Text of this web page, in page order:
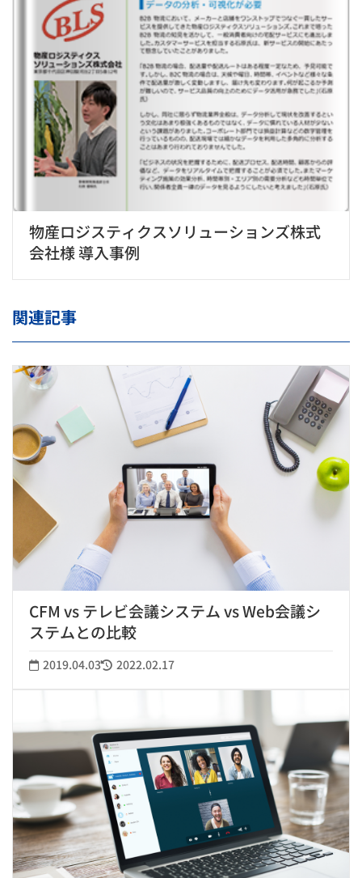
物産ロジスティクスソリューションズ株式
会社様 導入事例
関連記事
CFM vs テレビ会議システム vs Web会議シ
ステムとの比較
2019.04.03 2022.02.17